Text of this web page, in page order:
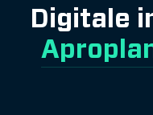
Digitale